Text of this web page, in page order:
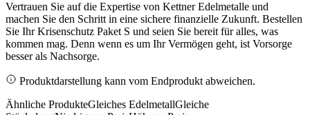
Vertrauen Sie auf die Expertise von Kettner Edelmetalle und
machen Sie den Schritt in eine sichere finanzielle Zukunft. Bestellen
Sie Ihr Krisenschutz Paket S und seien Sie bereit für alles, was
kommen mag. Denn wenn es um Ihr Vermögen geht, ist Vorsorge
besser als Nachsorge.
Produktdarstellung kann vom Endprodukt abweichen.
Ähnliche ProdukteGleiches EdelmetallGleiche